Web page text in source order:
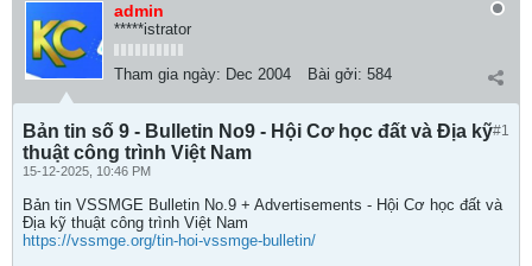
admin
*****istrator
Tham gia ngày: Dec 2004 Bài gởi: 584
#1
Bản tin số 9 - Bulletin No9 - Hội Cơ học đất và Địa kỹ
thuật công trình Việt Nam
15-12-2025, 10:46 PM
Bản tin VSSMGE Bulletin No.9 + Advertisements - Hội Cơ học đất và
Địa kỹ thuật công trình Việt Nam
https://vssmge.org/tin-hoi-vssmge-bulletin/